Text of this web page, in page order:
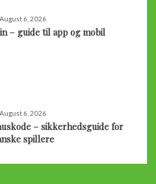
August 6, 2026
– guide til app og mobil
August 6, 2026
– sikkerhedsguide for
spillere